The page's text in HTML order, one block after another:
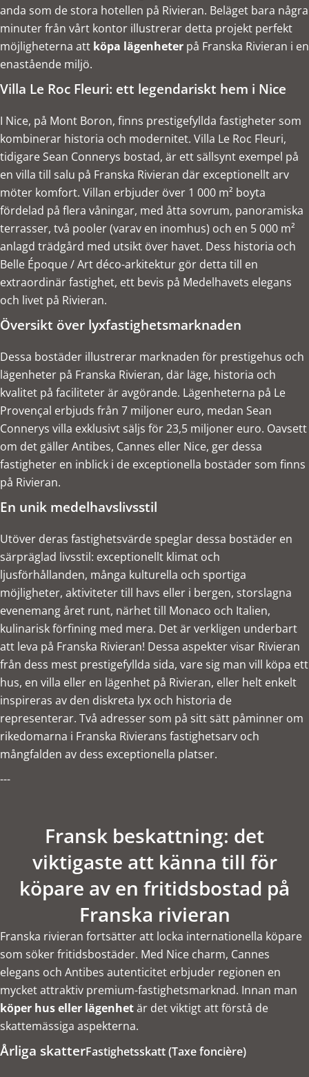
anda som de stora hotellen på Rivieran. Beläget bara några
minuter från vårt kontor illustrerar detta projekt perfekt
möjligheterna att köpa lägenheter på Franska Rivieran i en
enastående miljö.
Villa Le Roc Fleuri: ett legendariskt hem i Nice
I Nice, på Mont Boron, finns prestigefyllda fastigheter som
kombinerar historia och modernitet. Villa Le Roc Fleuri,
tidigare Sean Connerys bostad, är ett sällsynt exempel på
en villa till salu på Franska Rivieran där exceptionellt arv
möter komfort. Villan erbjuder över 1 000 m² boyta
fördelad på flera våningar, med åtta sovrum, panoramiska
terrasser, två pooler (varav en inomhus) och en 5 000 m²
anlagd trädgård med utsikt över havet. Dess historia och
Belle Époque / Art déco-arkitektur gör detta till en
extraordinär fastighet, ett bevis på Medelhavets elegans
och livet på Rivieran.
Översikt över lyxfastighetsmarknaden
Dessa bostäder illustrerar marknaden för prestigehus och
lägenheter på Franska Rivieran, där läge, historia och
kvalitet på faciliteter är avgörande. Lägenheterna på Le
Provençal erbjuds från 7 miljoner euro, medan Sean
Connerys villa exklusivt säljs för 23,5 miljoner euro. Oavsett
om det gäller Antibes, Cannes eller Nice, ger dessa
fastigheter en inblick i de exceptionella bostäder som finns
på Rivieran.
En unik medelhavslivsstil
Utöver deras fastighetsvärde speglar dessa bostäder en
särpräglad livsstil: exceptionellt klimat och
ljusförhållanden, många kulturella och sportiga
möjligheter, aktiviteter till havs eller i bergen, storslagna
evenemang året runt, närhet till Monaco och Italien,
kulinarisk förfining med mera. Det är verkligen underbart
att leva på Franska Rivieran! Dessa aspekter visar Rivieran
från dess mest prestigefyllda sida, vare sig man vill köpa ett
hus, en villa eller en lägenhet på Rivieran, eller helt enkelt
inspireras av den diskreta lyx och historia de
representerar. Två adresser som på sitt sätt påminner om
rikedomarna i Franska Rivierans fastighetsarv och
mångfalden av dess exceptionella platser.
---
Fransk beskattning: det
viktigaste att känna till för
köpare av en fritidsbostad på
Franska rivieran
Franska rivieran fortsätter att locka internationella köpare
som söker fritidsbostäder. Med Nice charm, Cannes
elegans och Antibes autenticitet erbjuder regionen en
mycket attraktiv premium-fastighetsmarknad. Innan man
köper hus eller lägenhetär det viktigt att förstå de
skattemässiga aspekterna.
Årliga skatterFastighetsskatt (Taxe foncière)